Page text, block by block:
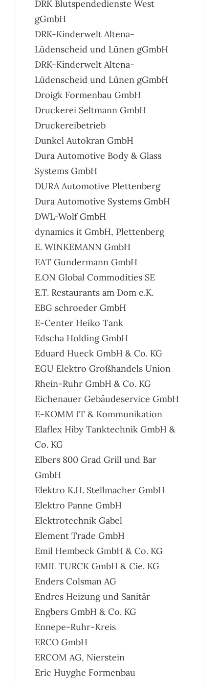
DRK Blutspendedienste West
gGmbH
DRK-Kinderwelt Altena-
Lüdenscheid und Lünen gGmbH
DRK-Kinderwelt Altena-
Lüdenscheid und Lünen gGmbH
Droigk Formenbau GmbH
Druckerei Seltmann GmbH
Druckereibetrieb
Dunkel Autokran GmbH
Dura Automotive Body & Glass
Systems GmbH
DURA Automotive Plettenberg
Dura Automotive Systems GmbH
DWL-Wolf GmbH
dynamics it GmbH, Plettenberg
E. WINKEMANN GmbH
EAT Gundermann GmbH
E.ON Global Commodities SE
E.T. Restaurants am Dom e.K.
EBG schroeder GmbH
E-Center Heiko Tank
Edscha Holding GmbH
Eduard Hueck GmbH & Co. KG
EGU Elektro Großhandels Union
Rhein-Ruhr GmbH & Co. KG
Eichenauer Gebäudeservice GmbH
E-KOMM IT & Kommunikation
Elaflex Hiby Tanktechnik GmbH &
Co. KG
Elbers 800 Grad Grill und Bar
GmbH
Elektro K.H. Stellmacher GmbH
Elektro Panne GmbH
Elektrotechnik Gabel
Element Trade GmbH
Emil Hembeck GmbH & Co. KG
EMIL TURCK GmbH & Cie. KG
Enders Colsman AG
Endres Heizung und Sanitär
Engbers GmbH & Co. KG
Ennepe-Ruhr-Kreis
ERCO GmbH
ERCOM AG, Nierstein
Eric Huyghe Formenbau